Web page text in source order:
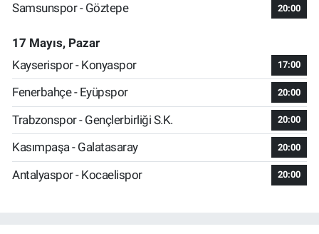
Samsunspor - Göztepe 20:00
17 Mayıs, Pazar
Kayserispor - Konyaspor
17:00
Fenerbahçe - Eyüpspor 20:00
Trabzonspor - Gençlerbirliği S.K. 20:00
Kasımpaşa - Galatasaray 20:00
Antalyaspor - Kocaelispor 20:00